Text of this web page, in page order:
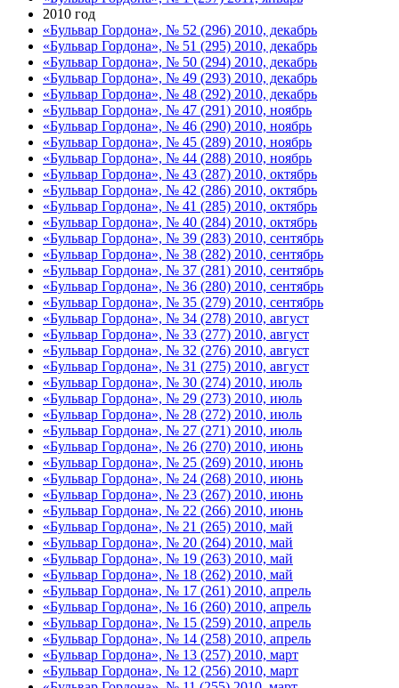
2010 год
«Бульвар Гордона», № 52 (296) 2010, декабрь
«Бульвар Гордона», № 51 (295) 2010, декабрь
«Бульвар Гордона», № 50 (294) 2010, декабрь
«Бульвар Гордона», № 49 (293) 2010, декабрь
«Бульвар Гордона», № 48 (292) 2010, декабрь
«Бульвар Гордона», № 47 (291) 2010, ноябрь
«Бульвар Гордона», № 46 (290) 2010, ноябрь
«Бульвар Гордона», № 45 (289) 2010, ноябрь
«Бульвар Гордона», № 44 (288) 2010, ноябрь
«Бульвар Гордона», № 43 (287) 2010, октябрь
«Бульвар Гордона», № 42 (286) 2010, октябрь
«Бульвар Гордона», № 41 (285) 2010, октябрь
«Бульвар Гордона», № 40 (284) 2010, октябрь
«Бульвар Гордона», № 39 (283) 2010, сентябрь
«Бульвар Гордона», № 38 (282) 2010, сентябрь
«Бульвар Гордона», № 37 (281) 2010, сентябрь
«Бульвар Гордона», № 36 (280) 2010, сентябрь
«Бульвар Гордона», № 35 (279) 2010, сентябрь
«Бульвар Гордона», № 34 (278) 2010, август
«Бульвар Гордона», № 33 (277) 2010, август
«Бульвар Гордона», № 32 (276) 2010, август
«Бульвар Гордона», № 31 (275) 2010, август
«Бульвар Гордона», № 30 (274) 2010, июль
«Бульвар Гордона», № 29 (273) 2010, июль
«Бульвар Гордона», № 28 (272) 2010, июль
«Бульвар Гордона», № 27 (271) 2010, июль
«Бульвар Гордона», № 26 (270) 2010, июнь
«Бульвар Гордона», № 25 (269) 2010, июнь
«Бульвар Гордона», № 24 (268) 2010, июнь
«Бульвар Гордона», № 23 (267) 2010, июнь
«Бульвар Гордона», № 22 (266) 2010, июнь
«Бульвар Гордона», № 21 (265) 2010, май
«Бульвар Гордона», № 20 (264) 2010, май
«Бульвар Гордона», № 19 (263) 2010, май
«Бульвар Гордона», № 18 (262) 2010, май
«Бульвар Гордона», № 17 (261) 2010, апрель
«Бульвар Гордона», № 16 (260) 2010, апрель
«Бульвар Гордона», № 15 (259) 2010, апрель
«Бульвар Гордона», № 14 (258) 2010, апрель
«Бульвар Гордона», № 13 (257) 2010, март
«Бульвар Гордона», № 12 (256) 2010, март